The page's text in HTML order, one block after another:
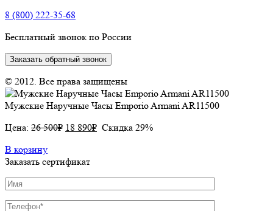
8 (800) 222-35-68
Бесплатный звонок по России
Заказать обратный звонок
© 2012. Все права защищены
Мужские Наручные Часы Emporio Armani AR11500
Цена: 26 500₽ 18 890₽ Скидка 29%
В корзину
Заказать сертификат